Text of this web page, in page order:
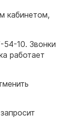
кабинетом,
54-10. Звонки
работает